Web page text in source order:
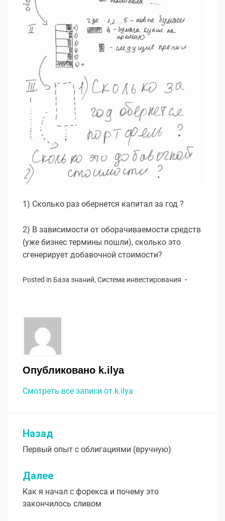
1) Сколько раз обернется капитал за год ?
2) В зависимости от оборачиваемости средств
(уже бизнес термины пошли), сколько это
сгенерирует добавочной стоимости?
Posted in База знаний, Система инвестирования
Опубликовано k.ilya
Смотреть все записи от k.ilya
Навигация
по
записям
Назад
Первый опыт с облигациями (вручную)
Далее
Как я начал с форекса и почему это
закончилось сливом